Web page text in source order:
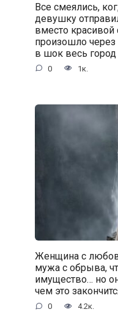
Все смеялись,
девушку
вместо красивой
произошло через
в шок весь город
0 1к.
Женщина с
мужа с обрыва,
имущество… но
чем это
0 4.2к.